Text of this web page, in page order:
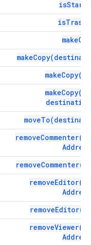
is
is
make
makeCopy(
makeCopy(
makeCopy(
destination)
moveTo(
removeCommenter(
Address)
removeCommenter(
removeEditor(
Address)
removeEditor(
removeViewer(
Address)